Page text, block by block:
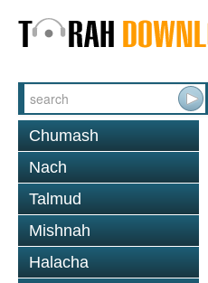
Chumash
Nach
Talmud
Mishnah
Halacha